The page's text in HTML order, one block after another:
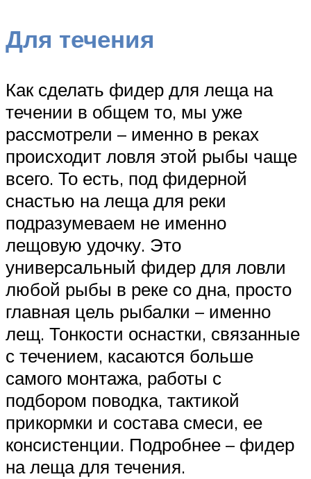
Для течения
Как сделать фидер для леща на
течении в общем то, мы уже
рассмотрели – именно в реках
происходит ловля этой рыбы чаще
всего. То есть, под фидерной
снастью на леща для реки
подразумеваем не именно
лещовую удочку. Это
универсальный фидер для ловли
любой рыбы в реке со дна, просто
главная цель рыбалки – именно
лещ. Тонкости оснастки, связанные
с течением, касаются больше
самого монтажа, работы с
подбором поводка, тактикой
прикормки и состава смеси, ее
консистенции. Подробнее – фидер
на леща для течения.